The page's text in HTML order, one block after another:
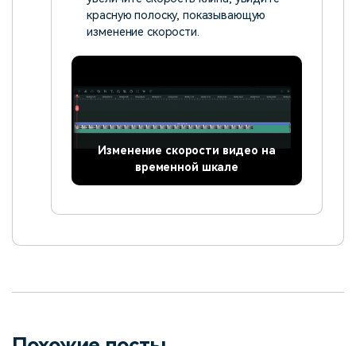
красную полоску, показывающую
изменение скорости.
Изменение скорости видео на
временной шкале